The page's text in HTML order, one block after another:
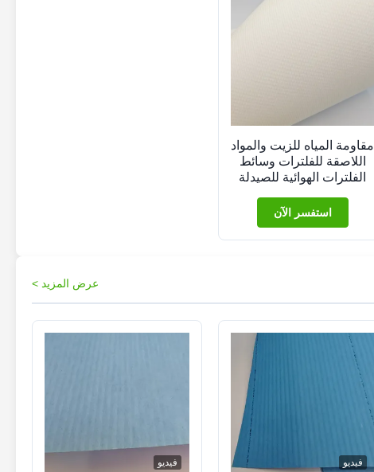
مقاومة المياه للزيت والمواد
اللاصقة للفلترات وسائط
الفلترات الهوائية للصيدلة
استفسر الآن
عرض المزيد >
فيديو فيديو